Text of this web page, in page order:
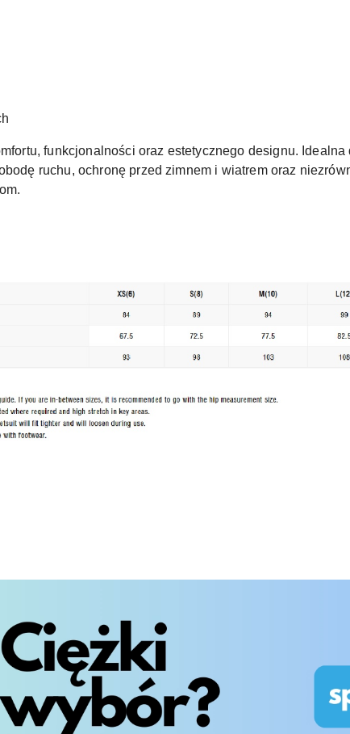
funkcjonalności oraz estetycznego designu.
ruchu, ochronę przed zimnem i wiatrem oraz